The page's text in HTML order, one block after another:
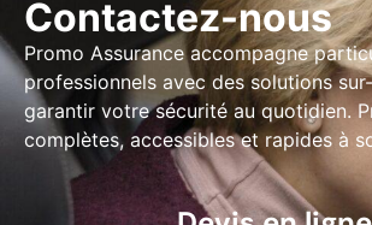
Contactez-nous
Promo Assurance accompagne
professionnels avec des solutions
garantir votre sécurité au quotidien.
complètes, accessibles et rapides à